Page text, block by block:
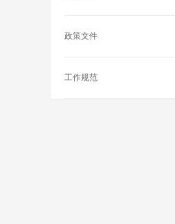
政策文件
工作规范